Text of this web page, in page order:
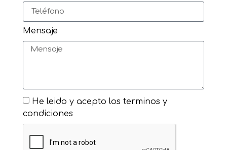
Mensaje
He leido y acepto los terminos y
condiciones